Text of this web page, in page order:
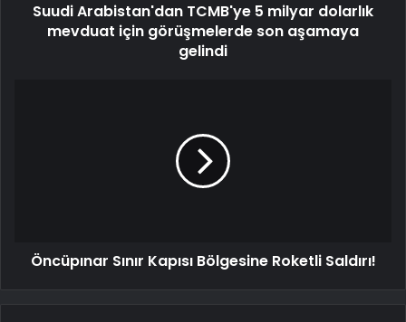
Suudi Arabistan'dan TCMB'ye 5 milyar dolarlık
mevduat için görüşmelerde son aşamaya
gelindi
Öncüpınar Sınır Kapısı Bölgesine Roketli Saldırı!